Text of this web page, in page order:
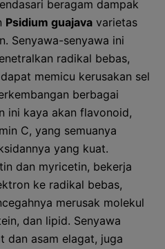
beragam dampak
Psidium guajava varietas
Senyawa-senyawa ini
radikal bebas,
memicu kerusakan sel
berbagai
ini kaya akan flavonoid,
C, yang semuanya
yang kuat.
dan myricetin, bekerja
ke radikal bebas,
merusak molekul
dan lipid. Senyawa
dan asam elagat, juga